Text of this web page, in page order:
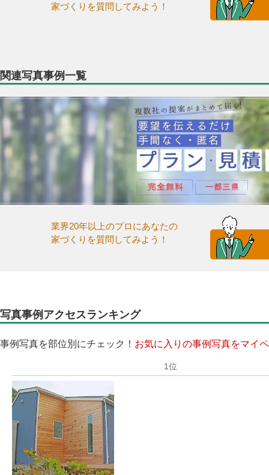
家づくりを質問してみよう！
関連写真事例一覧
業界20年以上のプロにあなたの
家づくりを質問してみよう！
写真事例アクセスランキング
事例写真を部位別にチェック！ お気に入りの事例写真をマイ